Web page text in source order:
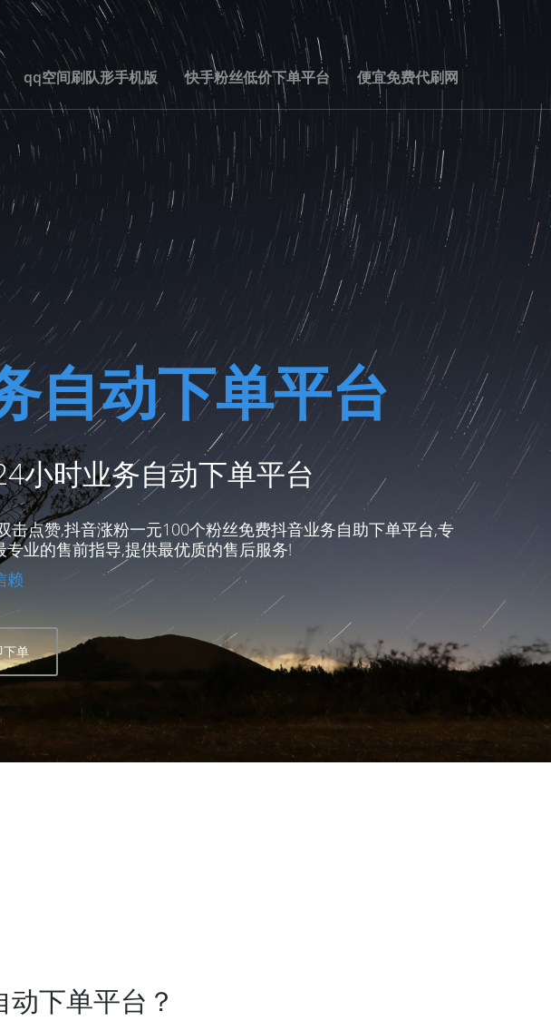
qq空间刷队形手机版 快手粉丝低价下单平台 便宜免费代刷网
自动下单平台
小时业务自动下单平台
点赞,抖音涨粉一元100个粉丝免费抖音业务自助下单平台,专
业的售前指导,提供最优质的售后服务!
赖
下单
下单平台？